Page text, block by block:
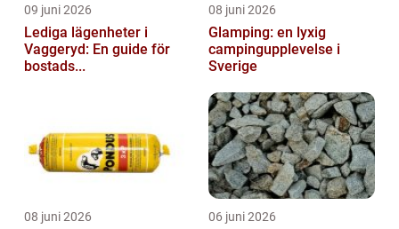
09 juni 2026
Lediga lägenheter i
Vaggeryd: En guide för
bostads...
08 juni 2026
Glamping: en lyxig
campingupplevelse i
Sverige
08 juni 2026 06 juni 2026